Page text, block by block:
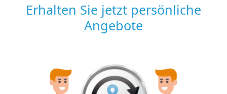
Erhalten Sie jetzt persönliche
Angebote